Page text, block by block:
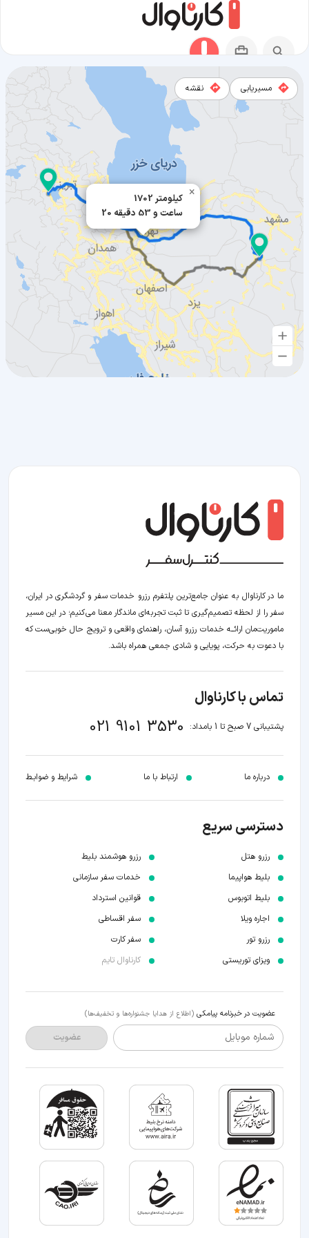
1702 کیلومتر
20 ساعت و 53 دقیقه
×
مسیریابی نقشه
مسیر کلات به ارومیه
ما در کارناوال به عنوان جامع‌ترین پلتفرم رزرو خدمات سفر و گردشگری در ایران،
سفر را از لحظه‌ تصمیم‌گیری تا ثبت تجربه‌ای ماندگار معنا می‌کنیم؛ در این مسیر‍
ماموریت‌مان اراﺋــﻪ خدمات رزرو آسان، راهنمای واقعی و ترویج حال خوبی‌ست که
با دعوت به حرکت، پویایی و شادی جمعی همراه باشد.
تماس با کارناوال
پشتیبانی 7 صبح تا 1 بامداد: 021 9101 3530
درباره ما ارتباط با ما شرایط و ضوابـط
دسترسی سریع
رزرو هتل
بلیط هواپیما
بلیط اتوبوس
اجاره ویلا
رزرو تور
ویزای توریستی
رزرو هوشمند بلیط
خدمات سفر سازمانی
قوانین استرداد
سفر اقساطی
سفر کارت
کارناوال تایم
عضویت در خبرنامه پیامکی (اطلاع از هدایا جشنواره‌ها و تخفیف‌ها)
شماره موبایل عضویت